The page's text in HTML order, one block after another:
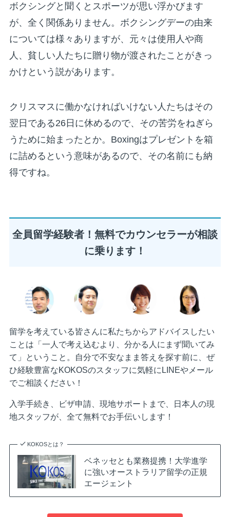
ボクシングと聞くとスポーツが思い浮かびます
が、全く関係ありません。ボクシングデーの由来
については様々ありますが、元々は使用人や商
人、貧しい人たちに贈り物が渡されたことがきっ
かけという説があります。
クリスマスに働かなければいけない人たちはその
翌日である26日に休めるので、その苦労をねぎら
うために始まったとか。Boxingはプレゼントを箱
に詰めるという意味があるので、その名前にも納
得ですね。
全員留学経験者！無料でカウンセラーが相談
に乗ります！
留学を考えている皆さんに私たちからアドバイスしたい
ことは「一人で考え込むより、分かる人にまず聞いてみ
て」ということ。自分で不安なまま答えを探す前に、ぜ
ひ経験豊富なKOKOSのスタッフに気軽にLINEやメール
でご相談ください！
入学手続き、ビザ申請、現地サポートまで、日本人の現
地スタッフが、全て無料でお手伝いします！
KOKOSとは？
ベネッセとも業務提携！大学進学
に強いオーストラリア留学の正規
エージェント